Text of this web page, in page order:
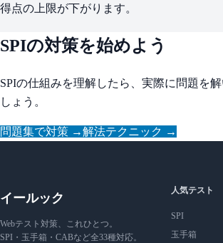
得点の上限が下がります。
SPIの対策を始めよう
SPIの仕組みを理解したら、実際に問題を
しょう。
問題集で対策 →解法テクニック →
イールック
Webテスト対策、これひとつ。
SPI・玉手箱・CABなど全33種対応。
人気テスト
SPI
玉手箱